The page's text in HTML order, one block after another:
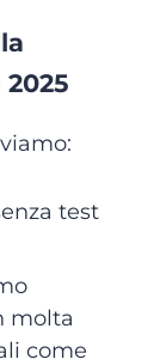
test
molta
come